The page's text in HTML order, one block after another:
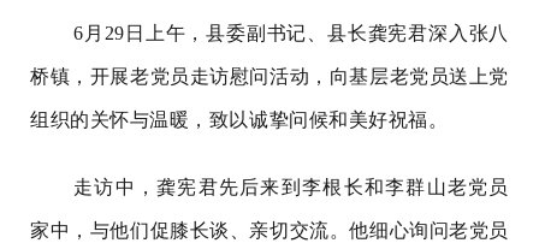
6月29日上午，县委副书记、县长龚宪君深入张八
桥镇，开展老党员走访慰问活动，向基层老党员送上党
组织的关怀与温暖，致以诚挚问候和美好祝福。
走访中，龚宪君先后来到李根长和李群山老党员
家中，与他们促膝长谈、亲切交流。他细心询问老党员